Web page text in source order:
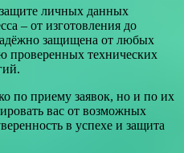
личных данных
– от изготовления до
защищена от любых
проверенных технических
по приему заявок, но и по их
вас от возможных
в успехе и защита